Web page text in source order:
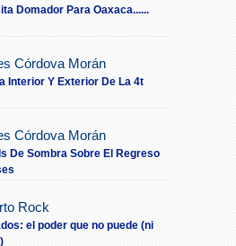
Tener Seguidores
un año lleno de
los fans mexicanos
Cómo Gestionar el
Traders Profesionales
de fondos que tu
Domador Para Oaxaca......
Córdova Morán
Interior Y Exterior De La 4t
Córdova Morán
De Sombra Sobre El Regreso
Rock
el poder que no puede (ni